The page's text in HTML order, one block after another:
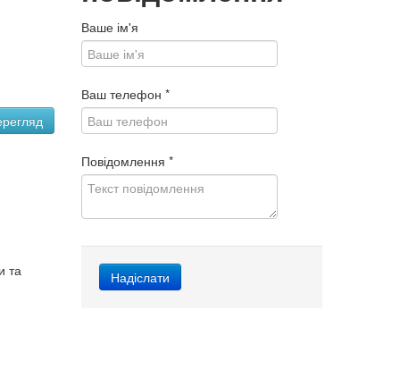
та
Ваше ім'я
Ваш телефон *
Повідомлення *